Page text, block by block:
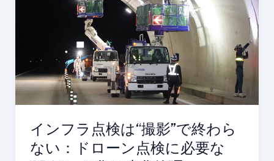
インフラ点検は“撮影”で終わら
ない：ドローン点検に必要な
終
な
い：